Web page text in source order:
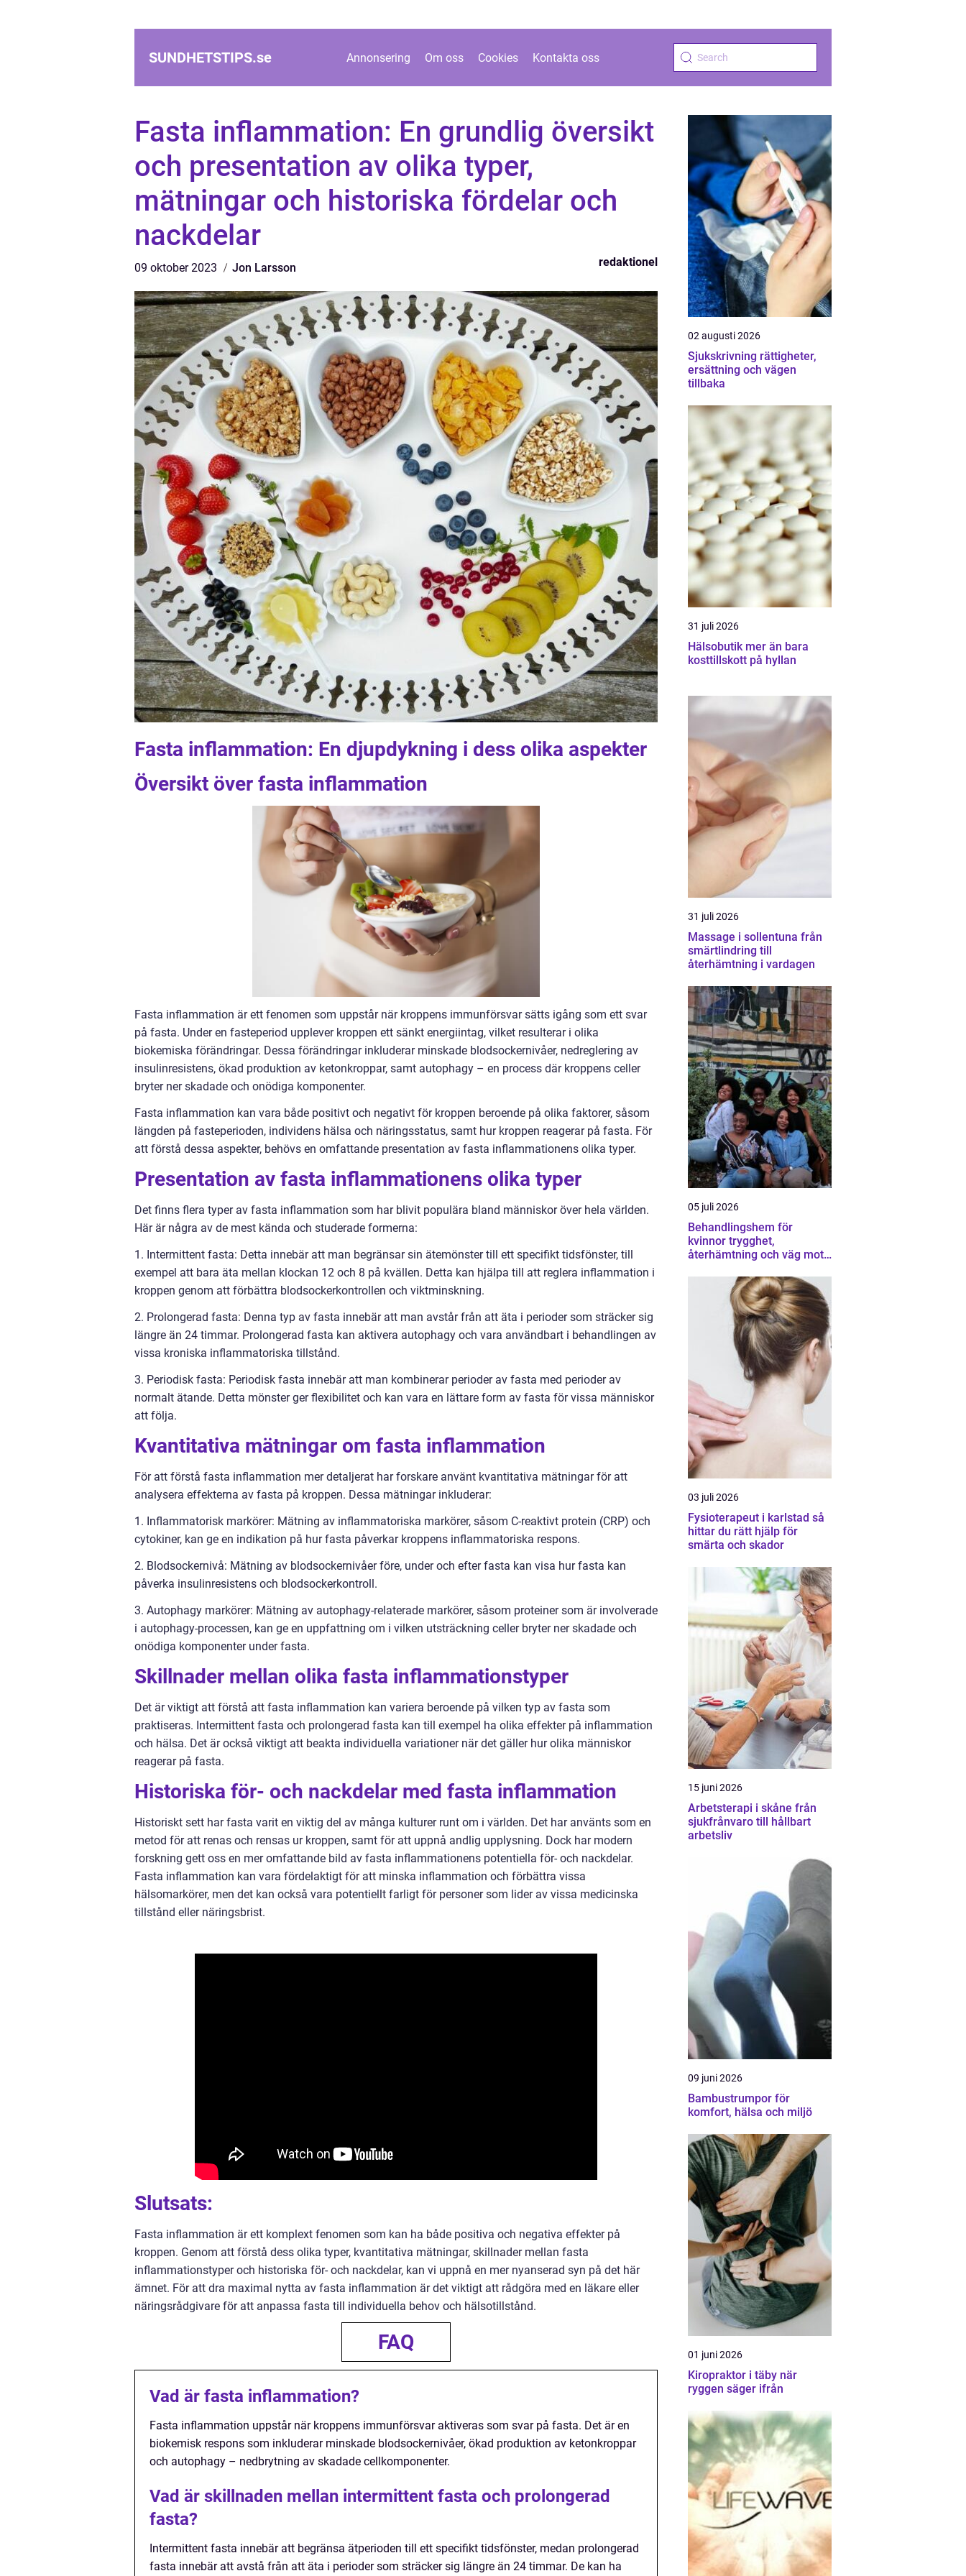
SUNDHETSTIPS.se Annonsering Om oss Cookies Kontakta oss
Fasta inflammation: En grundlig översikt
och presentation av olika typer,
mätningar och historiska fördelar och
nackdelar
09 oktober 2023 Jon Larsson redaktionel
Fasta inflammation: En djupdykning i dess olika aspekter
Översikt över fasta inflammation
Fasta inflammation är ett fenomen som uppstår när kroppens immunförsvar sätts igång som ett svar
på fasta. Under en fasteperiod upplever kroppen ett sänkt energiintag, vilket resulterar i olika
biokemiska förändringar. Dessa förändringar inkluderar minskade blodsockernivåer, nedreglering av
insulinresistens, ökad produktion av ketonkroppar, samt autophagy – en process där kroppens celler
bryter ner skadade och onödiga komponenter.
Fasta inflammation kan vara både positivt och negativt för kroppen beroende på olika faktorer, såsom
längden på fasteperioden, individens hälsa och näringsstatus, samt hur kroppen reagerar på fasta. För
att förstå dessa aspekter, behövs en omfattande presentation av fasta inflammationens olika typer.
Presentation av fasta inflammationens olika typer
Det finns flera typer av fasta inflammation som har blivit populära bland människor över hela världen.
Här är några av de mest kända och studerade formerna:
1. Intermittent fasta: Detta innebär att man begränsar sin ätemönster till ett specifikt tidsfönster, till
exempel att bara äta mellan klockan 12 och 8 på kvällen. Detta kan hjälpa till att reglera inflammation i
kroppen genom att förbättra blodsockerkontrollen och viktminskning.
2. Prolongerad fasta: Denna typ av fasta innebär att man avstår från att äta i perioder som sträcker sig
längre än 24 timmar. Prolongerad fasta kan aktivera autophagy och vara användbart i behandlingen av
vissa kroniska inflammatoriska tillstånd.
3. Periodisk fasta: Periodisk fasta innebär att man kombinerar perioder av fasta med perioder av
normalt ätande. Detta mönster ger flexibilitet och kan vara en lättare form av fasta för vissa människor
att följa.
Kvantitativa mätningar om fasta inflammation
För att förstå fasta inflammation mer detaljerat har forskare använt kvantitativa mätningar för att
analysera effekterna av fasta på kroppen. Dessa mätningar inkluderar:
1. Inflammatorisk markörer: Mätning av inflammatoriska markörer, såsom C-reaktivt protein (CRP) och
cytokiner, kan ge en indikation på hur fasta påverkar kroppens inflammatoriska respons.
2. Blodsockernivå: Mätning av blodsockernivåer före, under och efter fasta kan visa hur fasta kan
påverka insulinresistens och blodsockerkontroll.
3. Autophagy markörer: Mätning av autophagy-relaterade markörer, såsom proteiner som är involverade
i autophagy-processen, kan ge en uppfattning om i vilken utsträckning celler bryter ner skadade och
onödiga komponenter under fasta.
Skillnader mellan olika fasta inflammationstyper
Det är viktigt att förstå att fasta inflammation kan variera beroende på vilken typ av fasta som
praktiseras. Intermittent fasta och prolongerad fasta kan till exempel ha olika effekter på inflammation
och hälsa. Det är också viktigt att beakta individuella variationer när det gäller hur olika människor
reagerar på fasta.
Historiska för- och nackdelar med fasta inflammation
Historiskt sett har fasta varit en viktig del av många kulturer runt om i världen. Det har använts som en
metod för att renas och rensas ur kroppen, samt för att uppnå andlig upplysning. Dock har modern
forskning gett oss en mer omfattande bild av fasta inflammationens potentiella för- och nackdelar.
Fasta inflammation kan vara fördelaktigt för att minska inflammation och förbättra vissa
hälsomarkörer, men det kan också vara potentiellt farligt för personer som lider av vissa medicinska
tillstånd eller näringsbrist.
Slutsats:
Fasta inflammation är ett komplext fenomen som kan ha både positiva och negativa effekter på
kroppen. Genom att förstå dess olika typer, kvantitativa mätningar, skillnader mellan fasta
inflammationstyper och historiska för- och nackdelar, kan vi uppnå en mer nyanserad syn på det här
ämnet. För att dra maximal nytta av fasta inflammation är det viktigt att rådgöra med en läkare eller
näringsrådgivare för att anpassa fasta till individuella behov och hälsotillstånd.
FAQ
Vad är fasta inflammation?
Fasta inflammation uppstår när kroppens immunförsvar aktiveras som svar på fasta. Det är en
biokemisk respons som inkluderar minskade blodsockernivåer, ökad produktion av ketonkroppar
och autophagy – nedbrytning av skadade cellkomponenter.
Vad är skillnaden mellan intermittent fasta och prolongerad
fasta?
Intermittent fasta innebär att begränsa ätperioden till ett specifikt tidsfönster, medan prolongerad
fasta innebär att avstå från att äta i perioder som sträcker sig längre än 24 timmar. De kan ha
02 augusti 2026
Sjukskrivning rättigheter,
ersättning och vägen
tillbaka
31 juli 2026
Hälsobutik mer än bara
kosttillskott på hyllan
31 juli 2026
Massage i sollentuna från
smärtlindring till
återhämtning i vardagen
05 juli 2026
Behandlingshem för
kvinnor trygghet,
återhämtning och väg mot
03 juli 2026
Fysioterapeut i karlstad så
hittar du rätt hjälp för
smärta och skador
15 juni 2026
Arbetsterapi i skåne från
sjukfrånvaro till hållbart
arbetsliv
09 juni 2026
Bambustrumpor för
komfort, hälsa och miljö
01 juni 2026
Kiropraktor i täby när
ryggen säger ifrån